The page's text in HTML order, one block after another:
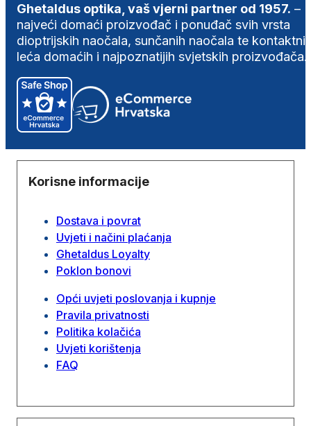
Ghetaldus optika, vaš vjerni partner od 1957. –
najveći domaći proizvođač i ponuđač svih vrsta
dioptrijskih naočala, sunčanih naočala te
leća domaćih i najpoznatijih svjetskih proizvođača.
Korisne informacije
Dostava i povrat
Uvjeti i načini plaćanja
Ghetaldus Loyalty
Poklon bonovi
Opći uvjeti poslovanja i kupnje
Pravila privatnosti
Politika kolačića
Uvjeti korištenja
FAQ